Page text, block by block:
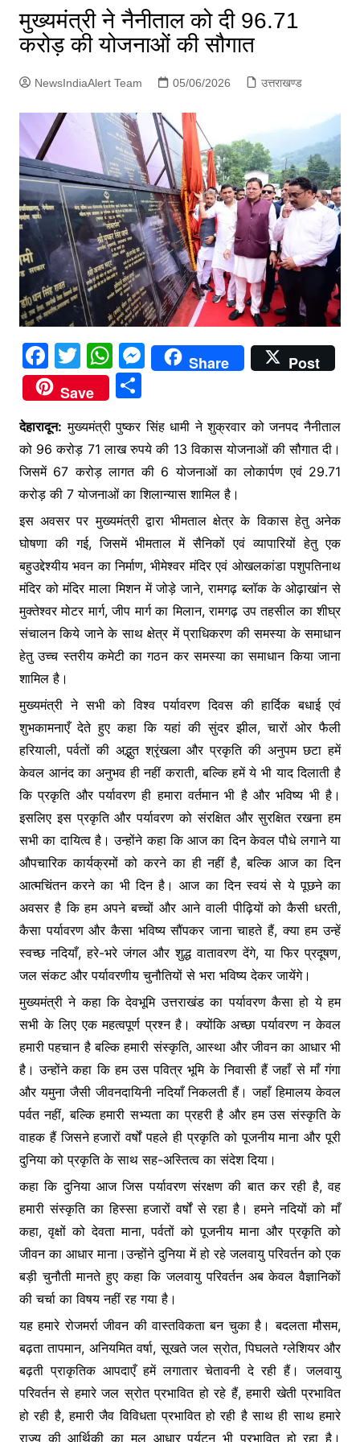
मुख्यमंत्री ने नैनीताल को दी 96.71
करोड़ की योजनाओं की सौगात
NewsIndiaAlert Team 05/06/2026 उत्तराखण्ड
F
a
c
e
b
o
o
k
T
w
itt
er
W
h
at
s
A
p
p
M
e
s
e
n
g
er
Share
Post
Save
S
ar
e
देहारादून: मुख्यमंत्री पुष्कर सिंह धामी ने शुक्रवार को जनपद नैनीताल
को 96 करोड़ 71 लाख रुपये की 13 विकास योजनाओं की सौगात दी।
जिसमें 67 करोड़ लागत की 6 योजनाओं का लोकार्पण एवं 29.71
करोड़ की 7 योजनाओं का शिलान्यास शामिल है।
इस अवसर पर मुख्यमंत्री द्वारा भीमताल क्षेत्र के विकास हेतु अनेक
घोषणा की गई, जिसमें भीमताल में सैनिकों एवं व्यापारियों हेतु एक
बहुउद्देश्यीय भवन का निर्माण, भीमेश्वर मंदिर एवं ओखलकांडा पशुपतिनाथ
मंदिर को मंदिर माला मिशन में जोड़े जाने, रामगढ़ ब्लॉक के ओढ़ाखांन से
मुक्तेश्वर मोटर मार्ग, जीप मार्ग का मिलान, रामगढ़ उप तहसील का शीघ्र
संचालन किये जाने के साथ क्षेत्र में प्राधिकरण की समस्या के समाधान
हेतु उच्च स्तरीय कमेटी का गठन कर समस्या का समाधान किया जाना
शामिल है।
मुख्यमंत्री ने सभी को विश्व पर्यावरण दिवस की हार्दिक बधाई एवं
शुभकामनाएँ देते हुए कहा कि यहां की सुंदर झील, चारों ओर फैली
हरियाली, पर्वतों की अद्भुत श्रृंखला और प्रकृति की अनुपम छटा हमें
केवल आनंद का अनुभव ही नहीं कराती, बल्कि हमें ये भी याद दिलाती है
कि प्रकृति और पर्यावरण ही हमारा वर्तमान भी है और भविष्य भी है।
इसलिए इस प्रकृति और पर्यावरण को संरक्षित और सुरक्षित रखना हम
सभी का दायित्व है। उन्होंने कहा कि आज का दिन केवल पौधे लगाने या
औपचारिक कार्यक्रमों को करने का ही नहीं है, बल्कि आज का दिन
आत्मचिंतन करने का भी दिन है। आज का दिन स्वयं से ये पूछने का
अवसर है कि हम अपने बच्चों और आने वाली पीढ़ियों को कैसी धरती,
कैसा पर्यावरण और कैसा भविष्य सौंपकर जाना चाहते हैं, क्या हम उन्हें
स्वच्छ नदियाँ, हरे-भरे जंगल और शुद्ध वातावरण देंगे, या फिर प्रदूषण,
जल संकट और पर्यावरणीय चुनौतियों से भरा भविष्य देकर जायेंगे।
मुख्यमंत्री ने कहा कि देवभूमि उत्तराखंड का पर्यावरण कैसा हो ये हम
सभी के लिए एक महत्वपूर्ण प्रश्न है। क्योंकि अच्छा पर्यावरण न केवल
हमारी पहचान है बल्कि हमारी संस्कृति, आस्था और जीवन का आधार भी
है। उन्होंने कहा कि हम उस पवित्र भूमि के निवासी हैं जहाँ से माँ गंगा
और यमुना जैसी जीवनदायिनी नदियाँ निकलती हैं। जहाँ हिमालय केवल
पर्वत नहीं, बल्कि हमारी सभ्यता का प्रहरी है और हम उस संस्कृति के
वाहक हैं जिसने हजारों वर्षों पहले ही प्रकृति को पूजनीय माना और पूरी
दुनिया को प्रकृति के साथ सह-अस्तित्व का संदेश दिया।
कहा कि दुनिया आज जिस पर्यावरण संरक्षण की बात कर रही है, वह
हमारी संस्कृति का हिस्सा हजारों वर्षों से रहा है। हमने नदियों को माँ
कहा, वृक्षों को देवता माना, पर्वतों को पूजनीय माना और प्रकृति को
जीवन का आधार माना।उन्होंने दुनिया में हो रहे जलवायु परिवर्तन को एक
बड़ी चुनौती मानते हुए कहा कि जलवायु परिवर्तन अब केवल वैज्ञानिकों
की चर्चा का विषय नहीं रह गया है।
यह हमारे रोजमर्रा जीवन की वास्तविकता बन चुका है। बदलता मौसम,
बढ़ता तापमान, अनियमित वर्षा, सूखते जल स्रोत, पिघलते ग्लेशियर और
बढ़ती प्राकृतिक आपदाएँ हमें लगातार चेतावनी दे रही हैं। जलवायु
परिवर्तन से हमारे जल स्रोत प्रभावित हो रहे हैं, हमारी खेती प्रभावित
हो रही है, हमारी जैव विविधता प्रभावित हो रही है साथ ही साथ हमारे
राज्य की आर्थिकी का मूल आधार पर्यटन भी प्रभावित हो रहा है।